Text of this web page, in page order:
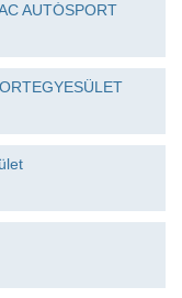
AUTÓSPORT